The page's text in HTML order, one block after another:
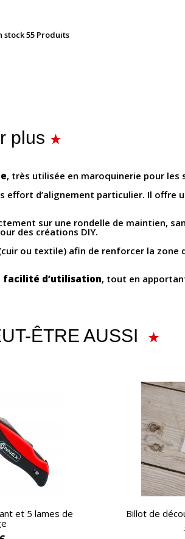
stock55 Produits
plus
, très utilisée en maroquinerie pour les
effort d’alignement particulier. Il offre
sur une rondelle de maintien,
des créations DIY.
ou textile) afin de renforcer la zone
facilité d’utilisation, tout en
ÊTRE AUSSI
et 5 lames de
Billot de